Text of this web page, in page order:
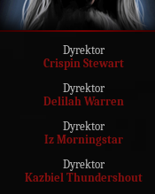
Dyrektor
Crispin Stewart
Dyrektor
Delilah Warren
Dyrektor
Iz Morningstar
Dyrektor
Kazbiel Thundershout